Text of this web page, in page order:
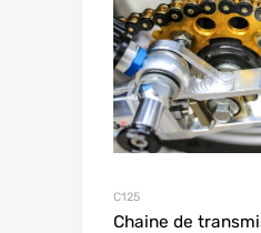
C125
Chaine de